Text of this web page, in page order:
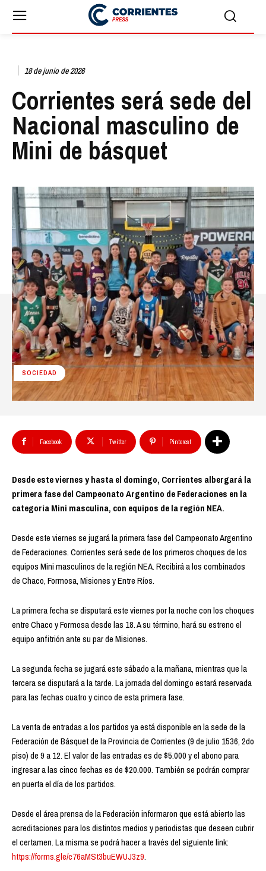
18 de junio de 2026
Corrientes será sede del
Nacional masculino de
Mini de básquet
SOCIEDAD
Facebook Twitter Pinterest
Desde este viernes y hasta el domingo, Corrientes albergará la
primera fase del Campeonato Argentino de Federaciones en la
categoría Mini masculina, con equipos de la región NEA.
Desde este viernes se jugará la primera fase del Campeonato Argentino
de Federaciones. Corrientes será sede de los primeros choques de los
equipos Mini masculinos de la región NEA. Recibirá a los combinados
de Chaco, Formosa, Misiones y Entre Ríos.
La primera fecha se disputará este viernes por la noche con los choques
entre Chaco y Formosa desde las 18. A su término, hará su estreno el
equipo anfitrión ante su par de Misiones.
La segunda fecha se jugará este sábado a la mañana, mientras que la
tercera se disputará a la tarde. La jornada del domingo estará reservada
para las fechas cuatro y cinco de esta primera fase.
La venta de entradas a los partidos ya está disponible en la sede de la
Federación de Básquet de la Provincia de Corrientes (9 de julio 1536, 2do
piso) de 9 a 12. El valor de las entradas es de $5.000 y el abono para
ingresar a las cinco fechas es de $20.000. También se podrán comprar
en puerta el día de los partidos.
Desde el área prensa de la Federación informaron que está abierto las
acreditaciones para los distintos medios y periodistas que deseen cubrir
el certamen. La misma se podrá hacer a través del siguiente link:
https://forms.gle/c76aMSt3buEWUJ3z9.